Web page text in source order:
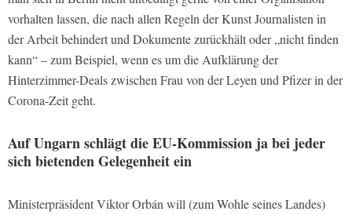
vorhalten lassen, die nach allen Regeln der Kunst Journalisten in
der Arbeit behindert und Dokumente zurückhält oder „nicht finden
kann“ – zum Beispiel, wenn es um die Aufklärung der
Hinterzimmer-Deals zwischen Frau von der Leyen und Pfizer in der
Corona-Zeit geht.
Auf Ungarn schlägt die EU-Kommission ja bei jeder
sich bietenden Gelegenheit ein
Ministerpräsident Viktor Orbán will (zum Wohle seines Landes)